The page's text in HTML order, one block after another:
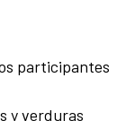
participantes
y verduras